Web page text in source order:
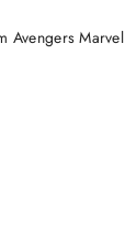
Avengers Marvel